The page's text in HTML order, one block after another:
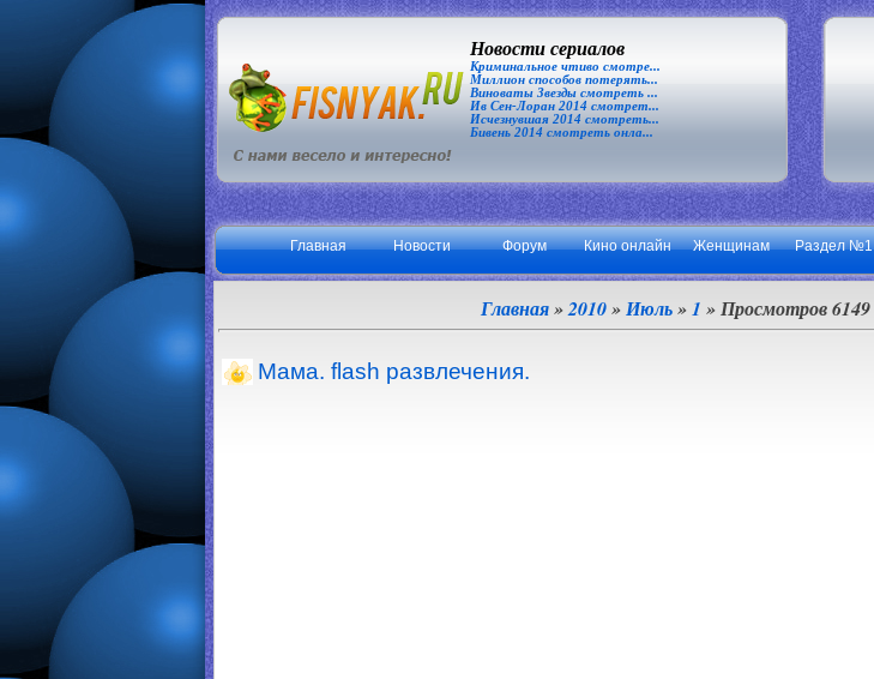
Новости сериалов
Криминальное чтиво смотре...
Миллион способов потерять...
Виноваты Звезды смотреть ...
Ив Сен-Лоран 2014 смотрет...
Исчезнувшая 2014 смотреть...
Бивень 2014 смотреть онла...
Главная Новости Форум Кино онлайн Женщинам Раздел №1
Главная»2010 » Июль » 1 » Просмотров 6149
Мама. flash развлечения.